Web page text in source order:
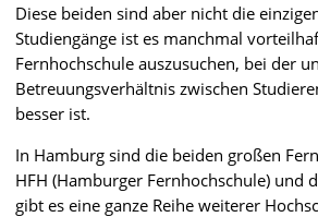
Diese beiden sind aber nicht die
Studiengänge ist es manchmal
Fernhochschule auszusuchen, bei der
Betreuungsverhältnis zwischen
besser ist.
In Hamburg sind die beiden großen
HFH (Hamburger Fernhochschule) und
gibt es eine ganze Reihe weiterer